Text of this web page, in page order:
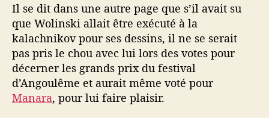
Il se dit dans une autre page que s’il avait su
que Wolinski allait être exécuté à la
kalachnikov pour ses dessins, il ne se serait
pas pris le chou avec lui lors des votes pour
décerner les grands prix du festival
d’Angoulême et aurait même voté pour
Manara, pour lui faire plaisir.